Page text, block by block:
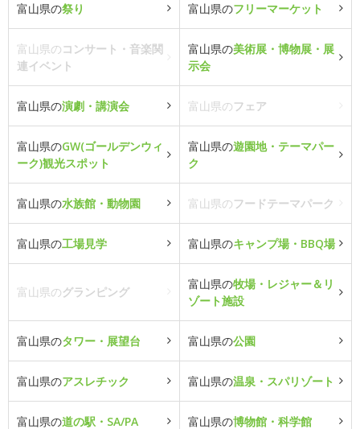
富山県の祭り 富山県のフリーマーケット
富山県のコンサート・音楽関
連イベント
富山県の美術展・博物展・展
示会
富山県の演劇・講演会 富山県のフェア
富山県のGW(ゴールデンウィ
ーク)観光スポット
富山県の遊園地・テーマパー
ク
富山県の水族館・動物園 富山県のフードテーマパーク
富山県の工場見学 富山県のキャンプ場・BBQ場
富山県のグランピング
富山県の牧場・レジャー＆リ
ゾート施設
富山県のタワー・展望台 富山県の公園
富山県のアスレチック 富山県の温泉・スパリゾート
富山県の道の駅・SA/PA 富山県の博物館・科学館